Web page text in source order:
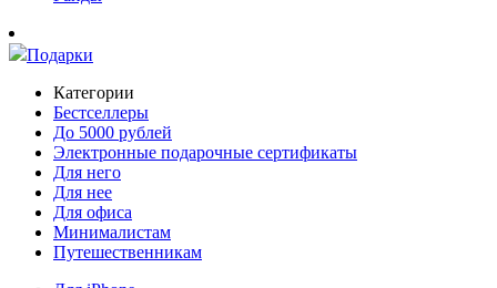
Подарки
Категории
Бестселлеры
До 5000 рублей
Электронные подарочные сертификаты
Для него
Для нее
Для офиса
Минималистам
Путешественникам